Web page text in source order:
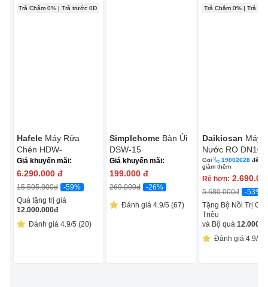
Trả Chậm 0% | Trả trước 0Đ
Hafele Máy Rửa
Chén HDW-
T5531B/538.21.350
Giá khuyến mãi:
6.290.000 đ
15.505.000đ
-59%
Quà tặng trị giá
12.000.000đ
Đánh giá 4.9/5 (20)
Simplehome Bàn Ủi
DSW-15
Giá khuyến mãi:
199.000 đ
269.000đ -26%
Đánh giá 4.9/5 (67)
Trả Chậm 0% | Trả
Daikiosan Máy
Nước RO
Lõi RO Mỹ
Gọi 19002628 để
giảm thêm
Rẻ hơn:
5.680.000đ
-53%
Tặng Bộ Nồi Trị Giá
Triệu
và Bộ quà
Đánh giá 4.9/5